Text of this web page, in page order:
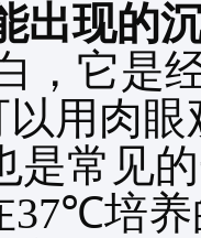
出现的
，它是
以用肉
是常见
37℃培